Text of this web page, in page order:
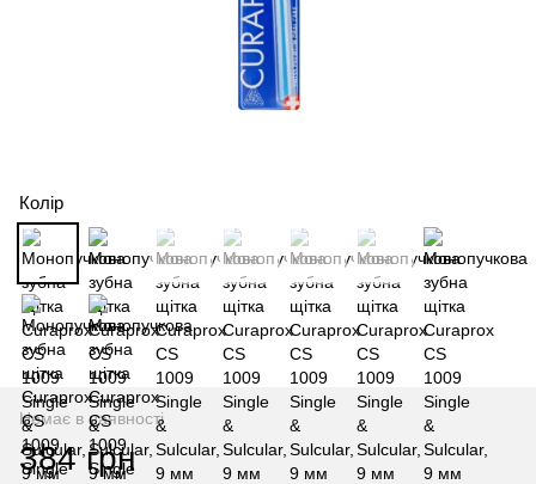
Колір
Немає в наявності
384 грн